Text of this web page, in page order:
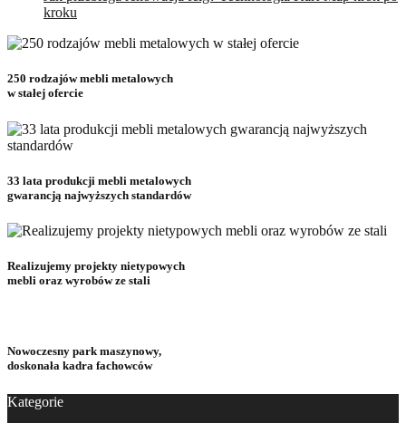
kroku
250 rodzajów mebli metalowych
w stałej ofercie
33 lata produkcji mebli metalowych
gwarancją najwyższych standardów
Realizujemy projekty nietypowych
mebli oraz wyrobów ze stali
Nowoczesny park maszynowy,
doskonała kadra fachowców
Kategorie